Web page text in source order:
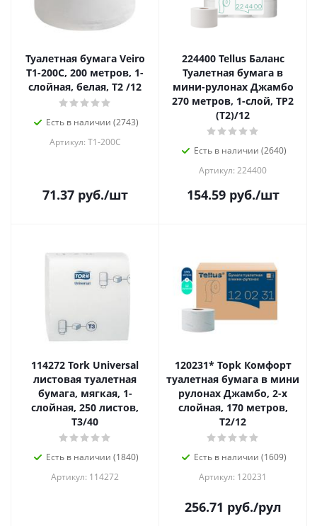
Туалетная бумага Veiro
Т1-200С, 200 метров, 1-
слойная, белая, Т2 /12
Есть в наличии (2743)
Артикул: Т1-200С
71.37руб./шт
224400 Tellus Баланс
Туалетная бумага в
мини-рулонах Джамбо
270 метров, 1-слой, ТР2
(Т2)/12
Есть в наличии (2640)
Артикул: 224400
154.59руб./шт
114272 Tork Universal
листовая туалетная
бумага, мягкая, 1-
слойная, 250 листов,
Т3/40
Есть в наличии (1840)
Артикул: 114272
120231* Topk Комфорт
туалетная бумага в мини
рулонах Джамбо, 2-х
слойная, 170 метров,
Т2/12
Есть в наличии (1609)
Артикул: 120231
256.71 руб./рул